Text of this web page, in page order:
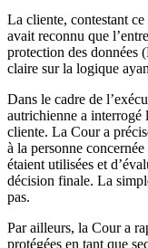
La cliente, contestant
avait reconnu que
protection des données
claire sur la logique
Dans le cadre de
autrichienne a interrogé
cliente. La Cour a
à la personne
étaient utilisées et
décision finale. La
pas.
Par ailleurs, la Cour a
protégées en tant que